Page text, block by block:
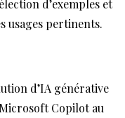
d’exemples et
usages pertinents.
d’IA générative
Copilot au